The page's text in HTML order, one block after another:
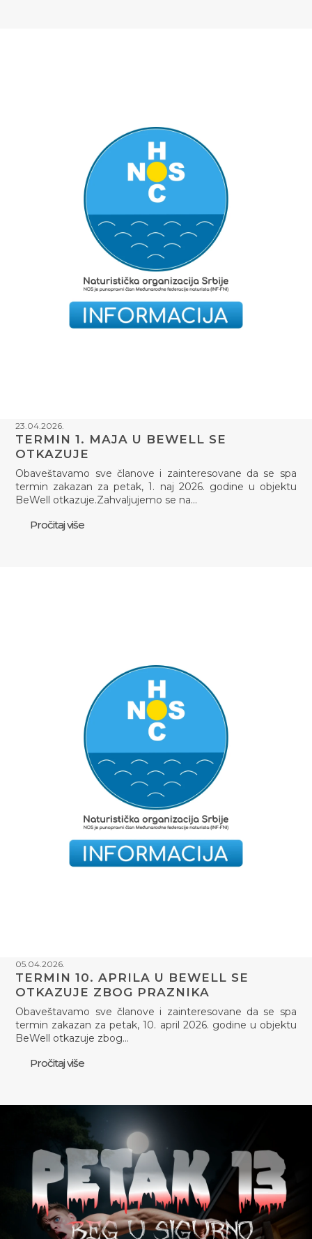
23.04.2026.
TERMIN 1. MAJA U BEWELL SE
OTKAZUJE
Obaveštavamo sve članove i zainteresovane da se spa
termin zakazan za petak, 1. naj 2026. godine u objektu
BeWell otkazuje.Zahvaljujemo se na…
Pročitaj više
05.04.2026.
TERMIN 10. APRILA U BEWELL SE
OTKAZUJE ZBOG PRAZNIKA
Obaveštavamo sve članove i zainteresovane da se spa
termin zakazan za petak, 10. april 2026. godine u objektu
BeWell otkazuje zbog…
Pročitaj više